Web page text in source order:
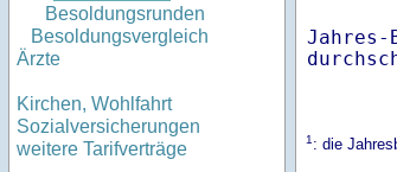
Besoldungsrunden
Besoldungsvergleich
Ärzte
Kirchen, Wohlfahrt
Sozialversicherungen
weitere Tarifverträge
1: die